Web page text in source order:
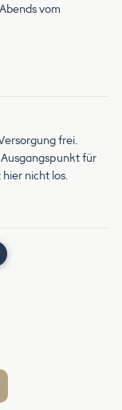
vom
frei.
für
nicht los.